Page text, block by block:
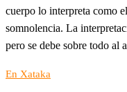
cuerpo lo interpreta como
somnolencia. La
pero se debe sobre todo al
En Xataka